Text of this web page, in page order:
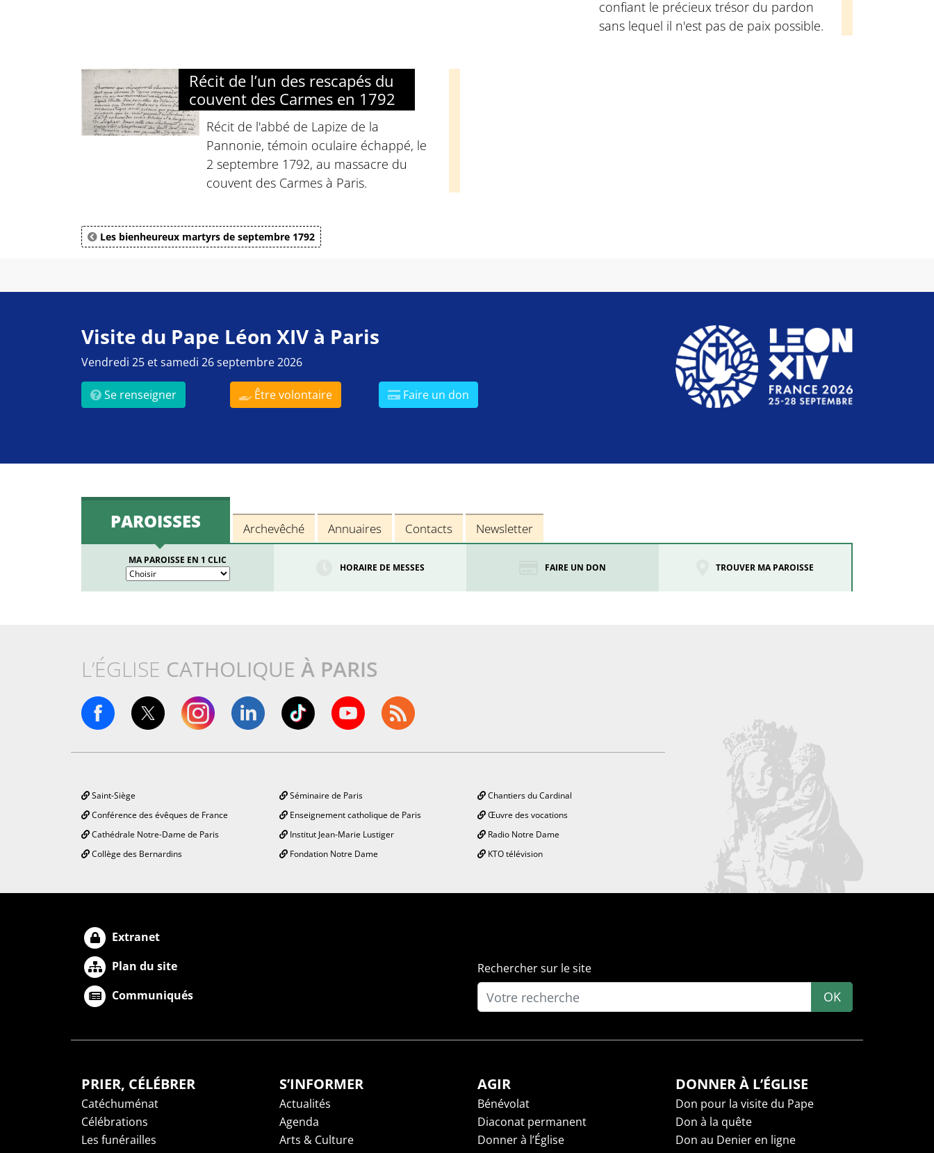
confiant le précieux trésor du pardon
sans lequel il n'est pas de paix possible.
Récit de l’un des rescapés du
couvent des Carmes en 1792
Récit de l'abbé de Lapize de la
Pannonie, témoin oculaire échappé, le
2 septembre 1792, au massacre du
couvent des Carmes à Paris.
Les bienheureux martyrs de septembre 1792
Visite du Pape Léon XIV à Paris
Vendredi 25 et samedi 26 septembre 2026
Se renseigner Être volontaire Faire un don
PAROISSES Archevêché Annuaires Contacts Newsletter
MA PAROISSE EN 1 CLIC
HORAIRE DE MESSES FAIRE UN DON TROUVER MA PAROISSE
L’ÉGLISE CATHOLIQUE À PARIS
Saint-Siège
Conférence des évêques de France
Cathédrale Notre-Dame de Paris
Collège des Bernardins
Séminaire de Paris
Enseignement catholique de Paris
Institut Jean-Marie Lustiger
Fondation Notre Dame
Chantiers du Cardinal
Œuvre des vocations
Radio Notre Dame
KTO télévision
Extranet
Plan du site
Communiqués
Rechercher sur le site
OK
PRIER, CÉLÉBRER
Catéchuménat
Célébrations
Les funérailles
S’INFORMER
Actualités
Agenda
Arts & Culture
AGIR
Bénévolat
Diaconat permanent
Donner à l’Église
DONNER À L’ÉGLISE
Don pour la visite du Pape
Don à la quête
Don au Denier en ligne